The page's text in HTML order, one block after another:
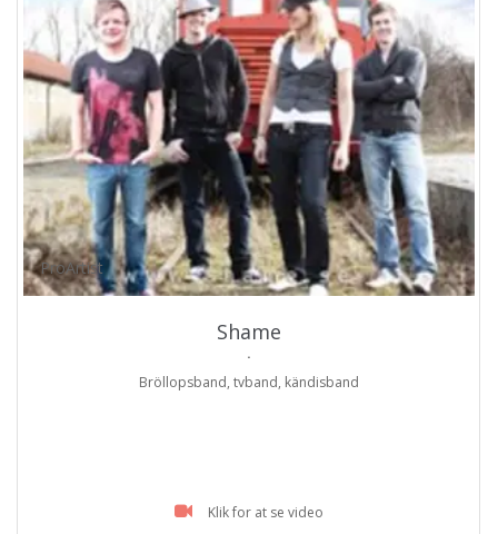
ProArtist
Shame
.
Bröllopsband, tvband, kändisband
Klik for at se video